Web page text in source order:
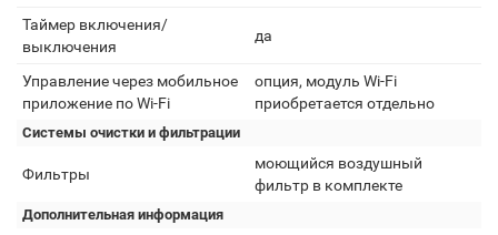
Таймер включения/
выключения
да
Управление через мобильное
приложение по Wi-Fi
опция, модуль Wi-Fi
приобретается отдельно
Системы очистки и фильтрации
Фильтры
моющийся воздушный
фильтр в комплекте
Дополнительная информация